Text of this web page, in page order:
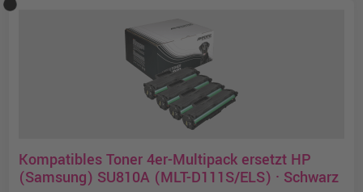
Kompatibles Toner 4er-Multipack ersetzt HP
(Samsung) SU810A (MLT-D111S/ELS) · Schwarz